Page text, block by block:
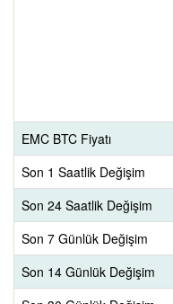
EMC BTC Fiyatı
Son 1 Saatlik Değişim
Son 24 Saatlik Değişim
Son 7 Günlük Değişim
Son 14 Günlük Değişim